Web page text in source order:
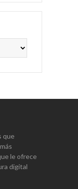
que
le ofrece
digital